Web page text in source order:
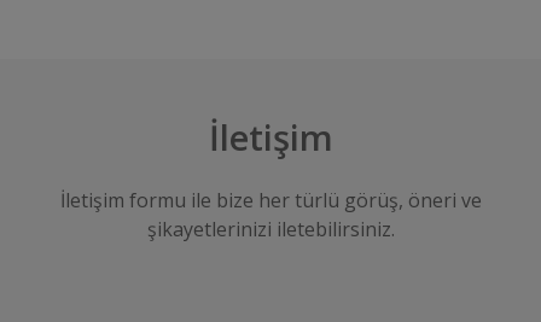
İletişim
İletişim formu ile bize her türlü görüş, öneri ve
şikayetlerinizi iletebilirsiniz.